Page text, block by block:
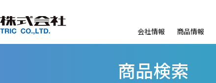
会社情報
商品情報
商品検索